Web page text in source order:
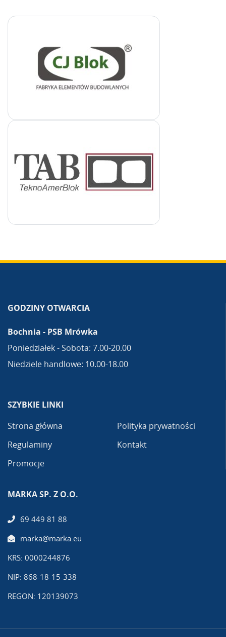
GODZINY OTWARCIA
Bochnia - PSB Mrówka
Poniedziałek - Sobota: 7.00-20.00
Niedziele handlowe: 10.00-18.00
SZYBKIE LINKI
Strona główna
Regulaminy
Promocje
Polityka prywatności
Kontakt
MARKA SP. Z O.O.
69 449 81 88
marka@marka.eu
KRS: 0000244876
NIP: 868-18-15-338
REGON: 120139073